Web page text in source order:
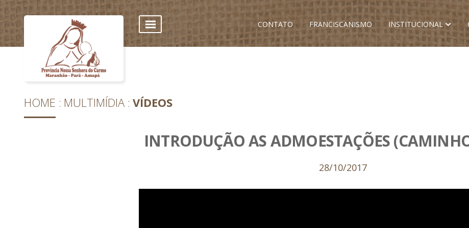
CONTATO FRANCISCANISMO INSTITUCIONAL
HOME MULTIMÍDIA VÍDEOS
INTRODUÇÃO AS ADMOESTAÇÕES
28/10/2017